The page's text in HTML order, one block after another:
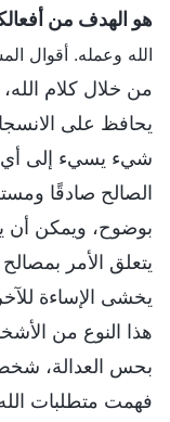
هو الهدف من
الله وعمله. أقوال
من خلال كلام
يحافظ على
شيء يسيء إلى
الصالح صادقًا
بوضوح، ويمكن أن
يتعلق الأمر
يخشى الإساءة
هذا النوع من
بحس العدالة، شخص
فهمت متطلبات